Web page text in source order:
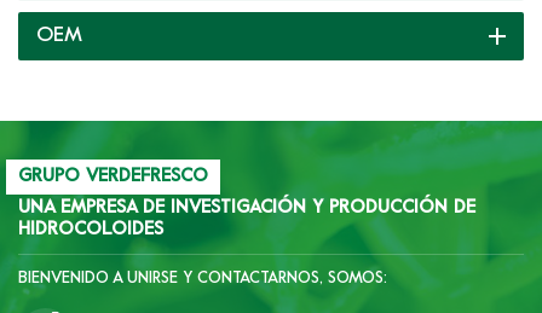
gelatina de doble capa y
una variedad de texturas
derrite en la boca.
OEM
GRUPO VERDEFRESCO
UNA EMPRESA DE INVESTIGACIÓN Y PRODUCCIÓN DE
HIDROCOLOIDES
BIENVENIDO A UNIRSE Y CONTACTARNOS, SOMOS: